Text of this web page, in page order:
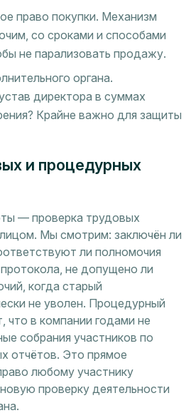
право покупки. Механизм
со сроками и способами
не парализовать продажу.
органа.
директора в суммах
Крайне важно для защиты
и процедурных
— проверка трудовых
Мы смотрим: заключён ли
ли полномочия
не допущено ли
когда старый
не уволен. Процедурный
что в компании годами не
собрания участников по
отчётов. Это прямое
любому участнику
проверку деятельности